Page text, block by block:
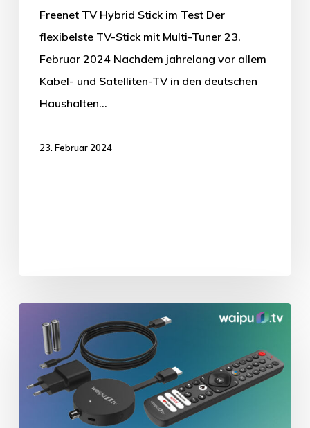
Freenet TV Hybrid Stick im Test Der
flexibelste TV-Stick mit Multi-Tuner 23.
Februar 2024 Nachdem jahrelang vor allem
Kabel- und Satelliten-TV in den deutschen
Haushalten…
23. Februar 2024